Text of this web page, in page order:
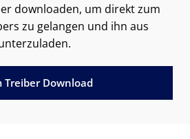
downloaden, um direkt zum
zu gelangen und ihn aus
Treiber Download